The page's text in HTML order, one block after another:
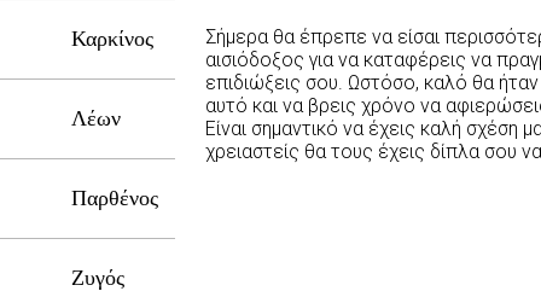
Καρκίνος
Λέων
Παρθένος
Ζυγός
Σήμερα θα έπρεπε να είσαι
αισιόδοξος για να καταφέρεις να
επιδιώξεις σου. Ωστόσο, καλό θα
αυτό και να βρεις χρόνο να
Είναι σημαντικό να έχεις καλή σχέση
χρειαστείς θα τους έχεις δίπλα σου